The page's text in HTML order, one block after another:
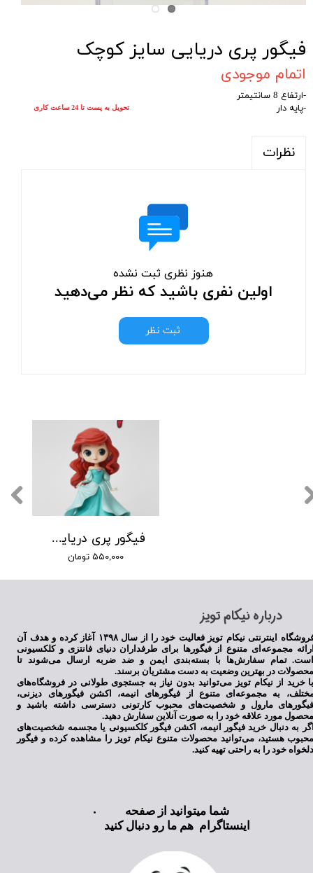
فیگور پری دریایی سایز کوچک
اتمام موجودی
-ارتفاع 8 سانتیمتر
-پایه دار
نظرات
هنوز نظری ثبت نشده
اولین نفری باشید که نظر می‌دهید
ثبت نظر
فیگور پری دریایی با لباس سبز
۵۵۰,۰۰۰ تومان
تحویل به پست تا 24 ساعت کاری
​درباره نیکام تویز
فروشگاه اینترنتی نیکام تویز فعالیت خود را از سال ۱۳۹۸ آغاز کرده و هدف آن
مجموعه‌ای متنوع از فیگورها برای طرفداران دنیای فانتزی و کلکسیونی
تمام سفارش‌ها با بسته‌بندی ایمن و ضد ضربه ارسال می‌شوند تا
در بهترین وضعیت به دست مشتریان برسند.
خرید از نیکام تویز می‌توانید بدون نیاز به جستجوی طولانی در فروشگاه‌های
به مجموعه‌ای متنوع از فیگورهای انیمه، اکشن فیگورهای دیزنی،
مارول و شخصیت‌های محبوب کارتونی دسترسی داشته باشید و
مورد علاقه خود را به صورت آنلاین سفارش دهید.
به دنبال خرید فیگور انیمه، اکشن فیگور کلکسیونی یا مجسمه شخصیت‌های
هستید، می‌توانید محصولات متنوع نیکام تویز را مشاهده کرده و فیگور
خود را به راحتی تهیه کنید.
شما میتوانید از صفحه
اینستاگرام هم ما رو دنبال کنید